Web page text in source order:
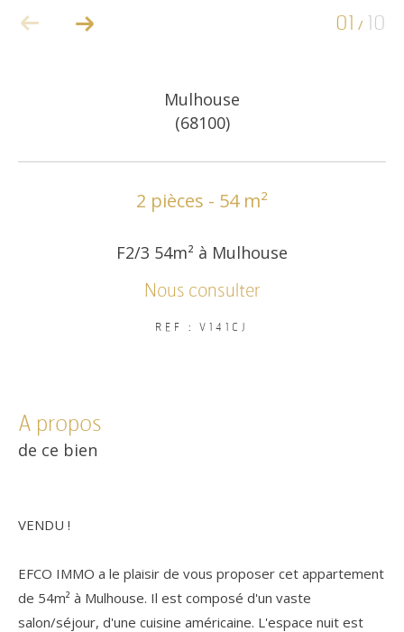
01 / 10
Mulhouse
(68100)
2 pièces - 54 m²
F2/3 54m² à Mulhouse
Nous consulter
REF : V141CJ
a propos
de ce bien
VENDU !
EFCO IMMO a le plaisir de vous proposer cet appartement
de 54m² à Mulhouse. Il est composé d'un vaste
salon/séjour, d'une cuisine américaine. L'espace nuit est
RECHERCHER